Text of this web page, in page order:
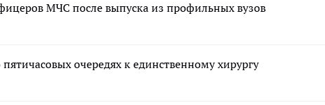
МЧС после выпуска из профильных вузов
очередях к единственному хирургу